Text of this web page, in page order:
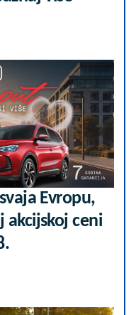
Evropu,
akcijskoj ceni